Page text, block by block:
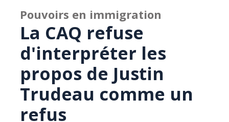
Pouvoirs en immigration
La CAQ refuse
d'interpréter les
propos de Justin
Trudeau comme un
refus